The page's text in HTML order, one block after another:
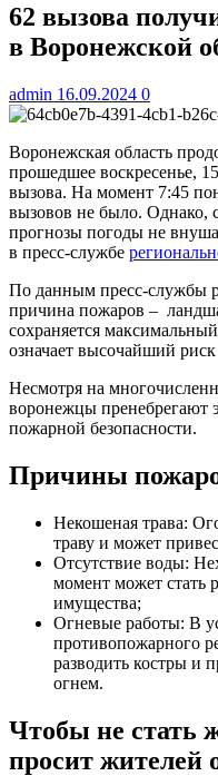
62 вызова
в Воронежской
admin 16.09.2024 0
Воронежская область
прошедшее воскресенье,
вызова. На момент 7:45
вызовов не было. Однако,
прогнозы погоды не
в пресс-службе
По данным пресс-службы
причина пожаров –
сохраняется
означает высочайший
Несмотря на
воронежцы пренебрегают
пожарной безопасности.
Причины
Некошеная трава:
траву и может
Отсутствие воды:
момент может стать
имущества;
Огневые работы: В
противопожарного
разводить костры и
огнем.
Чтобы не стать
просит жителей